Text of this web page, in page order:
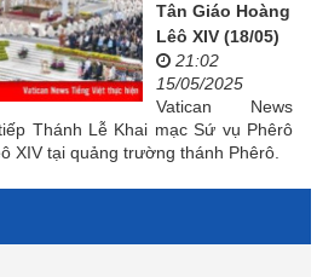
Tân Giáo Hoàng
Lêô XIV (18/05)
21:02
15/05/2025
Vatican News
Thánh Lễ Khai mạc Sứ vụ Phêrô
XIV tại quảng trường thánh Phêrô.